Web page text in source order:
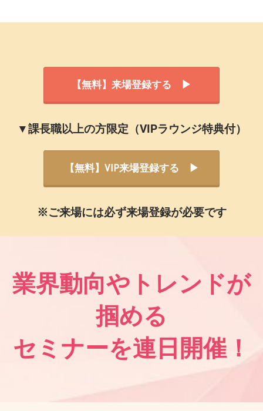
【無料】来場登録する ▶
▼課長職以上の方限定（VIPラウンジ特典付）
【無料】VIP来場登録する ▶
※ご来場には必ず来場登録が必要です
業界動向やトレンドが
掴める
セミナーを連日開催！